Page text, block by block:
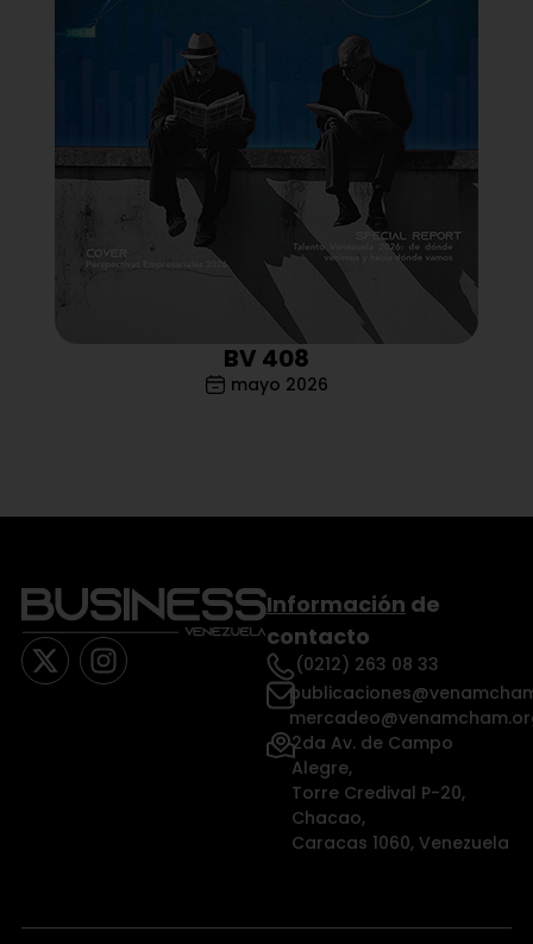
BV 408
mayo 2026
Información de
contacto
(0212) 263 08 33
2da Av. de Campo
Alegre,
Torre Credival P-20,
Chacao,
Caracas 1060, Venezuela